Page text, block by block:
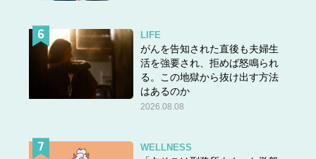
LIFE
がんを告知された直後も夫婦生
活を強要され、拒めば怒鳴られ
る。この地獄から抜け出す方法
はあるのか
2026.08.08
WELLNESS